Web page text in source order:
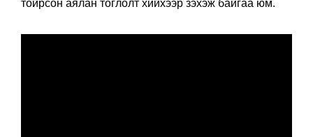
тойрсон аялан тоглолт хийхээр зэхэж байгаа юм.